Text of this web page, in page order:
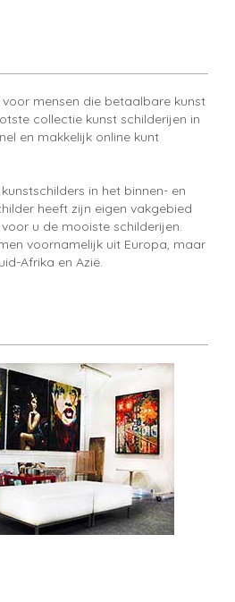
mensen die betaalbare kunst
collectie kunst schilderijen in
en makkelijk online kunt
in het binnen- en
heeft zijn eigen vakgebied
u de mooiste schilderijen.
voornamelijk uit Europa, maar
Afrika en Azië.